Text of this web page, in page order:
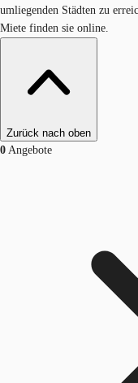
umliegenden Städten zu
Miete finden sie online.
Zurück nach oben
0 Angebote